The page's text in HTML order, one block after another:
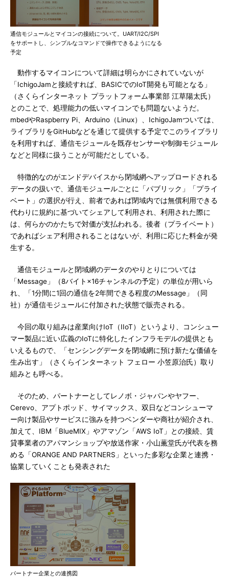
通信モジュールとマイコンの接続について。UART/I2C/SPI
をサポートし、シンプルなコマンドで操作できるようになる
予定
動作するマイコンについて詳細は明らかにされていないが
「IchigoJamと接続すれば、BASICでのIoT開発も可能となる」
（さくらインターネット プラットフォーム事業部 江草陽太氏）
とのことで、処理能力の低いマイコンでも問題ないようだ。
mbedやRaspberry Pi、Arduino（Linux）、IchigoJamついては、
ライブラリをGitHubなどを通じて提供する予定でこのライブラリ
を利用すれば、通信モジュールを既存センサーや制御モジュール
などと同様に扱うことが可能だとしている。
特徴的なのがエンドデバイスから閉域網へアップロードされる
データの扱いで、通信モジュールごとに「パブリック」「プライ
ベート」の選択が行え、前者であれば閉域内では無償利用できる
代わりに規約に基づいてシェアして利用され、利用された際に
は、何らかのかたちで対価が支払われる。後者（プライベート）
であればシェア利用されることはないが、利用に応じた料金が発
生する。
通信モジュールと閉域網のデータのやりとりについては
「Message」（8バイト×16チャンネルの予定）の単位が用いら
れ、「1分間に1回の通信を2年間できる程度のMessage」（同
社）が通信モジュールに付加された状態で販売される。
今回の取り組みは産業向けIoT（IIoT）というより、コンシュー
マー製品に近い広義のIoTに特化したインフラモデルの提供とも
いえるもので、「センシングデータを閉域網に預け新たな価値を
生み出す」（さくらインターネット フェロー 小笠原治氏）取り
組みとも呼べる。
そのため、パートナーとしてレノボ・ジャパンやヤフー、
Cerevo、アプトポッド、サイマックス、双日などコンシューマ
ー向け製品やサービスに強みを持つベンダーや商社が紹介され、
加えて、IBM「BlueMIX」やアマゾン「AWS IoT」との接続、賃
貸事業者のアパマンショップや放送作家・小山薫堂氏が代表を務
める「ORANGE AND PARTNERS」といった多彩な企業と連携・
協業していくことも発表された
パートナー企業との連携図